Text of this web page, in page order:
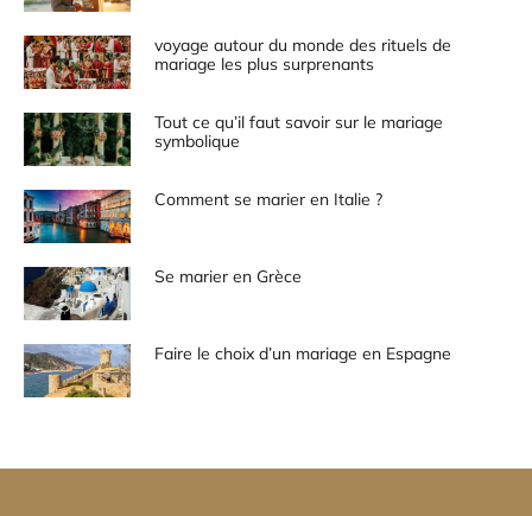
voyage autour du monde des rituels de
mariage les plus surprenants
Tout ce qu’il faut savoir sur le mariage
symbolique
Comment se marier en Italie ?
Se marier en Grèce
Faire le choix d’un mariage en Espagne